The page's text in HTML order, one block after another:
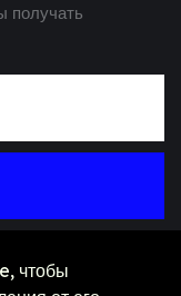
чтобы
получать